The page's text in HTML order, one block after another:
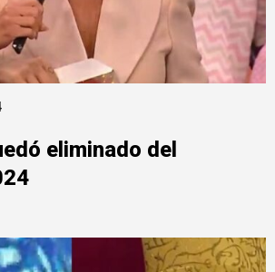
eliminado del